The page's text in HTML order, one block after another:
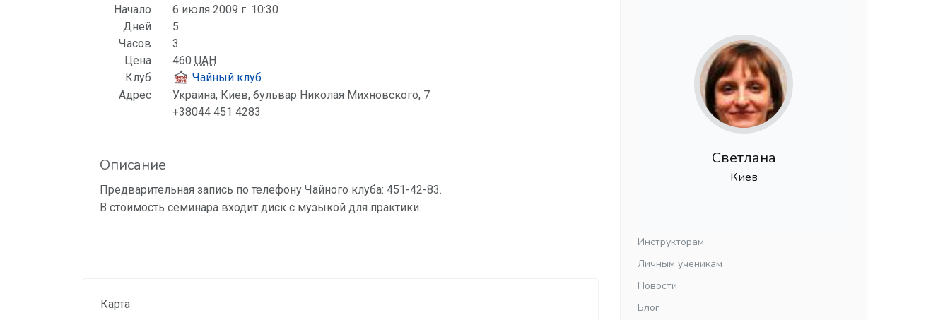
Начало
6 июля 2009 г. 10:30
Дней
5
Часов
3
Цена
460 UAH
Клуб
Чайный клуб
Адрес
Украина, Киев, бульвар Николая Михновского, 7
+38044 451 4283
Описание
Предварительная запись по телефону Чайного клуба: 451-42-83.
В стоимость семинара входит диск с музыкой для практики.
Карта
Светлана
Киев
Инструкторам
Личным ученикам
Новости
Блог